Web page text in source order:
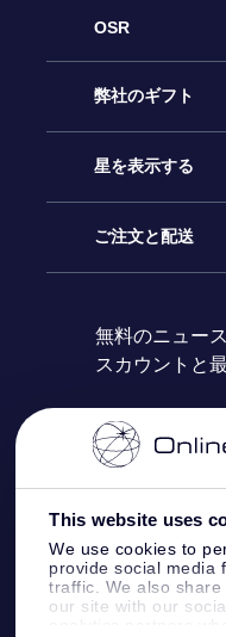
This website uses
We use cookies to
provide social media
traffic. We also
our site with our
OSR
カスタマーサービ
お問い合わせ
ブログ
レビュー
弊社のギフト
Online Starギフト
OSRギフトパック
OSR ギフトカー
法人ギフト
星を表示する
星の登録
カスタマイズさ
One Million Stars
OSR Starsaver
星間飛行VRアプ
ご注文と配送
お支払いに関す
配送に関する情報
返品ポリシ
星座
無料のニュー
スカウントと